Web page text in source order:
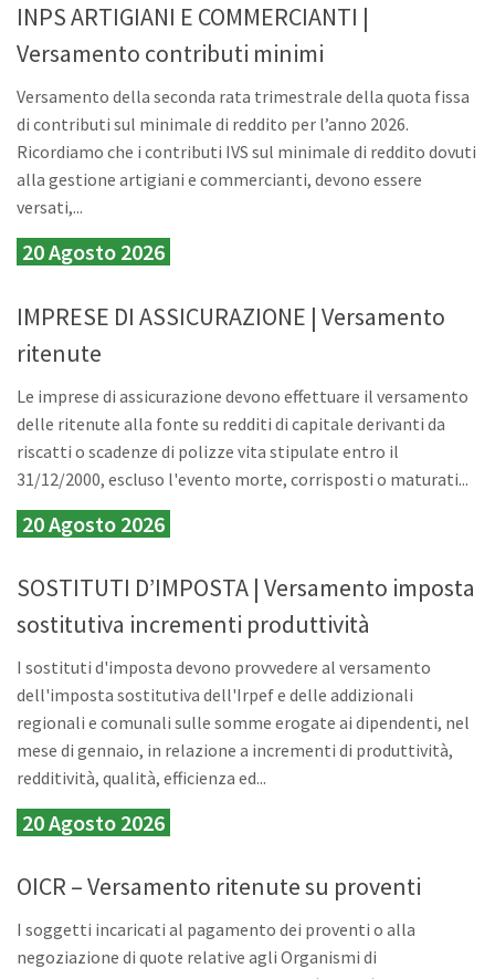
INPS ARTIGIANI E COMMERCIANTI |
Versamento contributi minimi
Versamento della seconda rata trimestrale della quota fissa
di contributi sul minimale di reddito per l’anno 2026.
Ricordiamo che i contributi IVS sul minimale di reddito dovuti
alla gestione artigiani e commercianti, devono essere
versati,...
20 Agosto 2026
IMPRESE DI ASSICURAZIONE | Versamento
ritenute
Le imprese di assicurazione devono effettuare il versamento
delle ritenute alla fonte su redditi di capitale derivanti da
riscatti o scadenze di polizze vita stipulate entro il
31/12/2000, escluso l'evento morte, corrisposti o maturati...
20 Agosto 2026
SOSTITUTI D’IMPOSTA | Versamento imposta
sostitutiva incrementi produttività
I sostituti d'imposta devono provvedere al versamento
dell'imposta sostitutiva dell'Irpef e delle addizionali
regionali e comunali sulle somme erogate ai dipendenti, nel
mese di gennaio, in relazione a incrementi di produttività,
redditività, qualità, efficienza ed...
20 Agosto 2026
OICR – Versamento ritenute su proventi
I soggetti incaricati al pagamento dei proventi o alla
negoziazione di quote relative agli Organismi di